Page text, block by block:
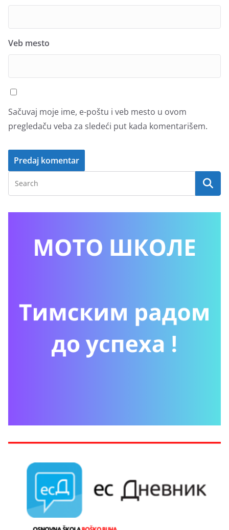
Veb mesto
Sačuvaj moje ime, e-poštu i veb mesto u ovom
pregledaču veba za sledeći put kada komentarišem.